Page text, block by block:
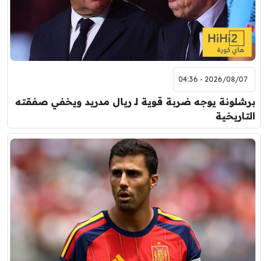
2026/08/07 - 04:36
برشلونة يوجه ضربة قوية لـ ريال مدريد ويخفي صفقته
التاريخية